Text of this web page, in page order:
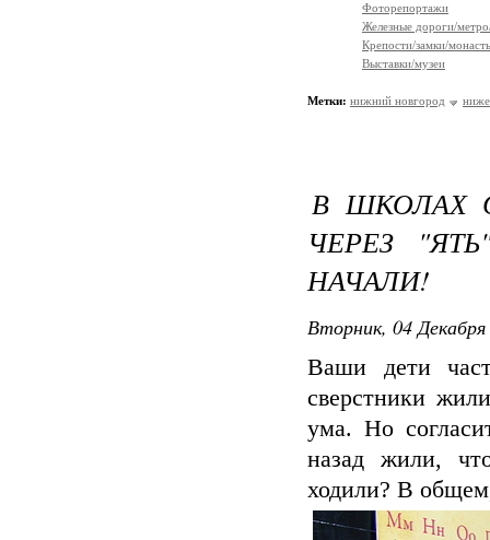
Фоторепортажи
Железные дороги/
Крепости/замки/
Выставки/музеи
Метки: нижний новгород
В ШКОЛАХ
ЧЕРЕЗ
НАЧАЛИ!
Вторник, 04
Ваши дети
сверстники
ума. Но
назад жили,
ходили? В